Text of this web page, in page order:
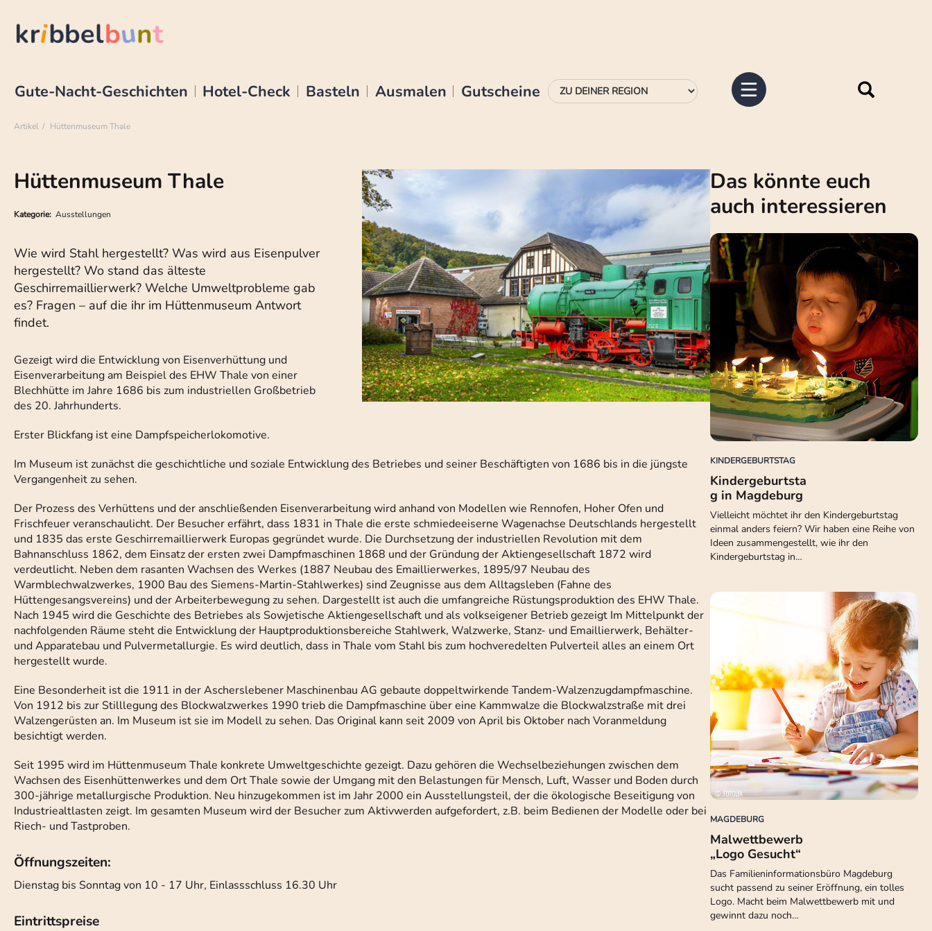
Gute-Nacht-Geschichten Hotel-Check Basteln Ausmalen Gutscheine
Artikel Hüttenmuseum Thale
Hüttenmuseum Thale
Kategorie: Ausstellungen
Wie wird Stahl hergestellt? Was wird aus Eisenpulver
hergestellt? Wo stand das älteste
Geschirremaillierwerk? Welche Umweltprobleme gab
es? Fragen – auf die ihr im Hüttenmuseum Antwort
findet.
Gezeigt wird die Entwicklung von Eisenverhüttung und
Eisenverarbeitung am Beispiel des EHW Thale von einer
Blechhütte im Jahre 1686 bis zum industriellen Großbetrieb
des 20. Jahrhunderts.
Erster Blickfang ist eine Dampfspeicherlokomotive.
Im Museum ist zunächst die geschichtliche und soziale Entwicklung des Betriebes und seiner Beschäftigten von 1686 bis in die jüngste
Vergangenheit zu sehen.
Der Prozess des Verhüttens und der anschließenden Eisenverarbeitung wird anhand von Modellen wie Rennofen, Hoher Ofen und
Frischfeuer veranschaulicht. Der Besucher erfährt, dass 1831 in Thale die erste schmiedeeiserne Wagenachse Deutschlands hergestellt
und 1835 das erste Geschirremaillierwerk Europas gegründet wurde. Die Durchsetzung der industriellen Revolution mit dem
Bahnanschluss 1862, dem Einsatz der ersten zwei Dampfmaschinen 1868 und der Gründung der Aktiengesellschaft 1872 wird
verdeutlicht. Neben dem rasanten Wachsen des Werkes (1887 Neubau des Emaillierwerkes, 1895/97 Neubau des
Warmblechwalzwerkes, 1900 Bau des Siemens-Martin-Stahlwerkes) sind Zeugnisse aus dem Alltagsleben (Fahne des
Hüttengesangsvereins) und der Arbeiterbewegung zu sehen. Dargestellt ist auch die umfangreiche Rüstungsproduktion des EHW Thale.
Nach 1945 wird die Geschichte des Betriebes als Sowjetische Aktiengesellschaft und als volkseigener Betrieb gezeigt Im Mittelpunkt der
nachfolgenden Räume steht die Entwicklung der Hauptproduktionsbereiche Stahlwerk, Walzwerke, Stanz- und Emaillierwerk, Behälter-
und Apparatebau und Pulvermetallurgie. Es wird deutlich, dass in Thale vom Stahl bis zum hochveredelten Pulverteil alles an einem Ort
hergestellt wurde.
Eine Besonderheit ist die 1911 in der Ascherslebener Maschinenbau AG gebaute doppeltwirkende Tandem-Walzenzugdampfmaschine.
Von 1912 bis zur Stilllegung des Blockwalzwerkes 1990 trieb die Dampfmaschine über eine Kammwalze die Blockwalzstraße mit drei
Walzengerüsten an. Im Museum ist sie im Modell zu sehen. Das Original kann seit 2009 von April bis Oktober nach Voranmeldung
besichtigt werden.
Seit 1995 wird im Hüttenmuseum Thale konkrete Umweltgeschichte gezeigt. Dazu gehören die Wechselbeziehungen zwischen dem
Wachsen des Eisenhüttenwerkes und dem Ort Thale sowie der Umgang mit den Belastungen für Mensch, Luft, Wasser und Boden durch
300-jährige metallurgische Produktion. Neu hinzugekommen ist im Jahr 2000 ein Ausstellungsteil, der die ökologische Beseitigung von
Industriealtlasten zeigt. Im gesamten Museum wird der Besucher zum Aktivwerden aufgefordert, z.B. beim Bedienen der Modelle oder bei
Riech- und Tastproben.
Öffnungszeiten:
Dienstag bis Sonntag von 10 - 17 Uhr, Einlassschluss 16.30 Uhr
Eintrittspreise
Das könnte euch
auch interessieren
KINDERGEBURTSTAG
Kindergeburtsta
g in Magdeburg
Vielleicht möchtet ihr den Kindergeburtstag
einmal anders feiern? Wir haben eine Reihe von
Ideen zusammengestellt, wie ihr den
Kindergeburtstag in…
MAGDEBURG
Malwettbewerb
„Logo Gesucht“
Das Familieninformationsbüro Magdeburg
sucht passend zu seiner Eröffnung, ein tolles
Logo. Macht beim Malwettbewerb mit und
gewinnt dazu noch…